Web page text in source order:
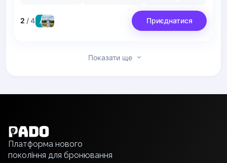
Stalowa Wola
Wyszkow
Zabrze
Zielona Gora
2 /4 Приєднатися
Показати ще
English
Русский
Платформа нового
покоління для бронювання